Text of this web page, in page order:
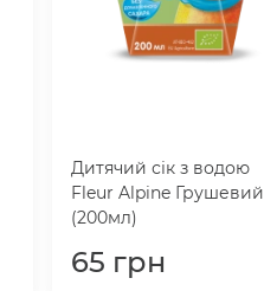
Дитячий сік з водою
Fleur Alpine Грушевий
(200мл)
65 грн